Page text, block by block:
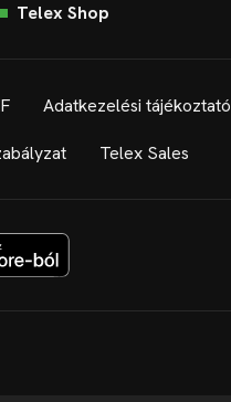
Telex Shop
Adatkezelési tájékoztató
Telex Sales